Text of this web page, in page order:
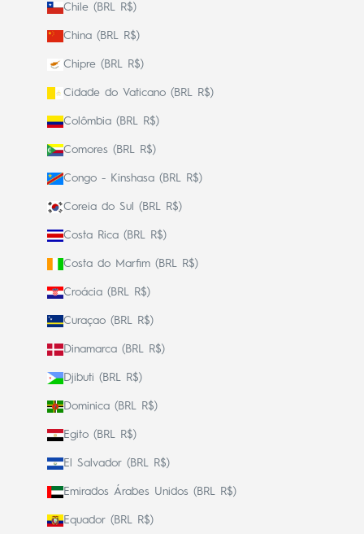
Chile (BRL R$)
China (BRL R$)
Chipre (BRL R$)
Cidade do Vaticano (BRL R$)
Colômbia (BRL R$)
Comores (BRL R$)
Congo - Kinshasa (BRL R$)
Coreia do Sul (BRL R$)
Costa Rica (BRL R$)
Costa do Marfim (BRL R$)
Croácia (BRL R$)
Curaçao (BRL R$)
Dinamarca (BRL R$)
Djibuti (BRL R$)
Dominica (BRL R$)
Egito (BRL R$)
El Salvador (BRL R$)
Emirados Árabes Unidos (BRL R$)
Equador (BRL R$)